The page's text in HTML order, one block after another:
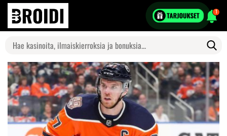
1
Search
for: